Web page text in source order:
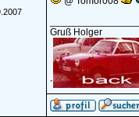
Gruß Holger
´